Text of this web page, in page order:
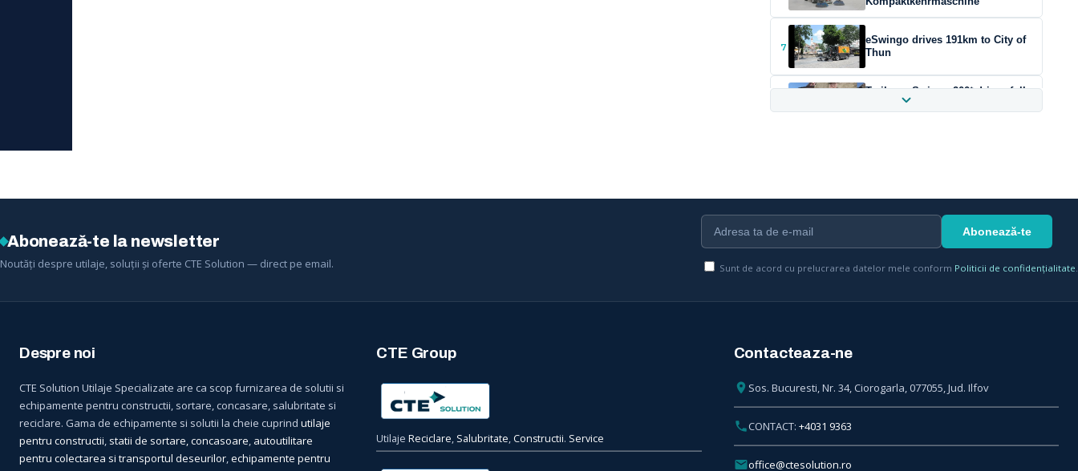
7
eSwingo drives 191km to City of
Thun
Trailer - eSwingo 200⁺ drives fully
electric from St. Blasien to Thun -
10
eSwingo 200⁺ convinces Dutch
Schmidt eSwingo 200⁺ | Aktive
Abonează-te la newsletter
Noutăți despre utilaje, soluții și oferte CTE Solution — direct pe email. Sunt de acord cu prelucrarea datelor mele conform Politicii de confidențialitate.
Despre noi
CTE Solution Utilaje Specializate are ca scop furnizarea de solutii si
echipamente pentru constructii, sortare, concasare, salubritate si
reciclare. Gama de echipamente si solutii la cheie cuprind utilaje
pentru constructii, statii de sortare, concasoare, autoutilitare
pentru colectarea si transportul deseurilor,echipamente pentru
CTE Group
UtilajeReciclare, Salubritate, Constructii. Service
Contacteaza-ne
Sos. Bucuresti, Nr. 34, Ciorogarla, 077055, Jud. Ilfov
CONTACT: +4031 9363
office@ctesolution.ro